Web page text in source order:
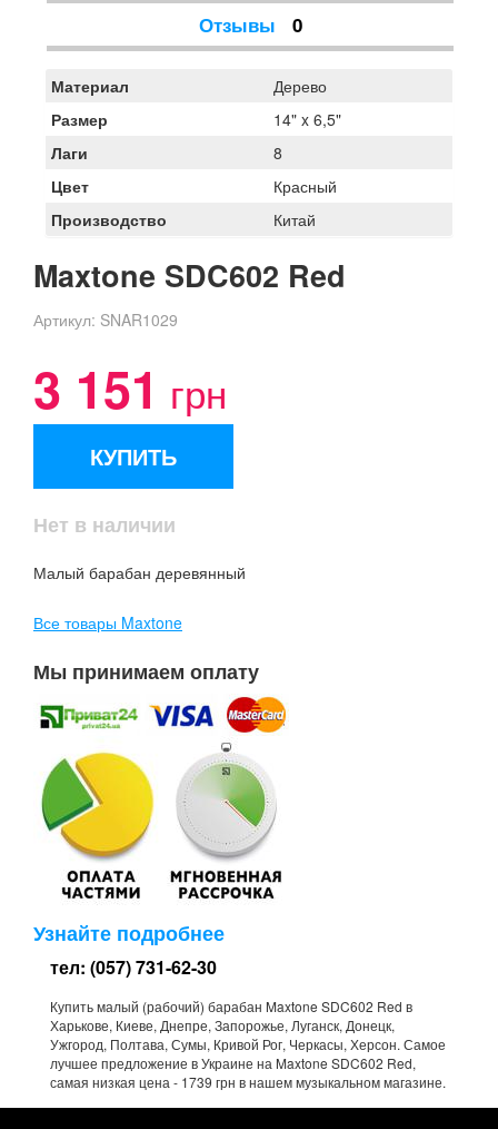
Отзывы
0
Материал
Дерево
Размер
14" x 6,5"
Лаги
8
Цвет
Красный
Производство
Китай
Maxtone SDC602 Red
Артикул: SNAR1029
3 151 грн
КУПИТЬ
Нет в наличии
Малый барабан деревянный
Все товары Maxtone
Мы принимаем оплату
Узнайте подробнее
тел: (057) 731-62-30
Купить малый (рабочий) барабан Maxtone SDC602 Red в
Харькове, Киеве, Днепре, Запорожье, Луганск, Донецк,
Ужгород, Полтава, Сумы, Кривой Рог, Черкасы, Херсон. Самое
лучшее предложение в Украине на Maxtone SDC602 Red,
самая низкая цена - 1739 грн в нашем музыкальном магазине.